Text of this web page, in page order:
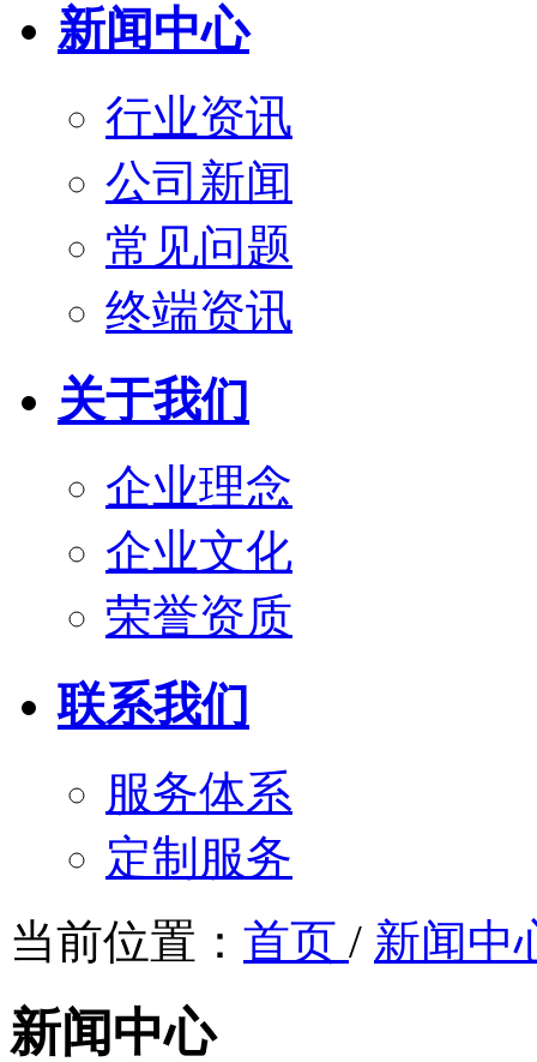
新闻中心
行业资讯
公司新闻
常见问题
终端资讯
关于我们
企业理念
企业文化
荣誉资质
联系我们
服务体系
定制服务
当前位置： 首页 / 新闻中
新闻中心